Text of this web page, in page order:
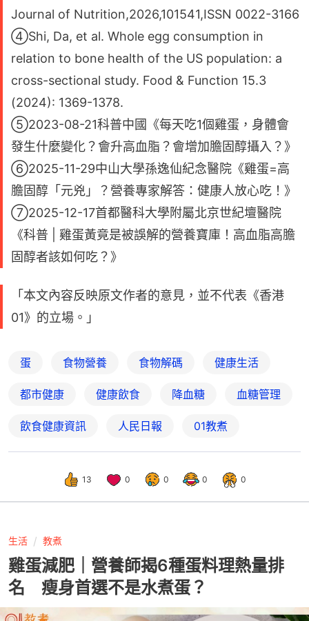
Journal of Nutrition,2026,101541,ISSN 0022-3166
④Shi, Da, et al. Whole egg consumption in
relation to bone health of the US population: a
cross-sectional study. Food & Function 15.3
(2024): 1369-1378.
⑤2023-08-21科普中國《每天吃1個雞蛋，身體會
發生什麼變化？會升高血脂？會增加膽固醇攝入？》
⑥2025-11-29中山大學孫逸仙紀念醫院《雞蛋=高
膽固醇「元兇」？營養專家解答：健康人放心吃！》
⑦2025-12-17首都醫科大學附屬北京世紀壇醫院
《科普 | 雞蛋黃竟是被誤解的營養寶庫！高血脂高膽
固醇者該如何吃？》
「本文內容反映原文作者的意見，並不代表《香港
01》的立場。」
蛋 食物營養 食物解碼 健康生活
都市健康 健康飲食 降血糖 血糖管理
飲食健康資訊 人民日報 01教煮
13 0 0 0 0
生活 教煮
雞蛋減肥｜營養師揭6種蛋料理熱量排
名 瘦身首選不是水煮蛋？